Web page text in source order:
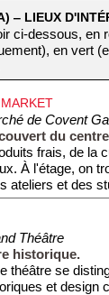
‒ LIEUX
ci-dessous, en
en vert
de Covent
du
frais, de la
À l'étage, on
ateliers et des
Théâtre
historique.
théâtre se
et design